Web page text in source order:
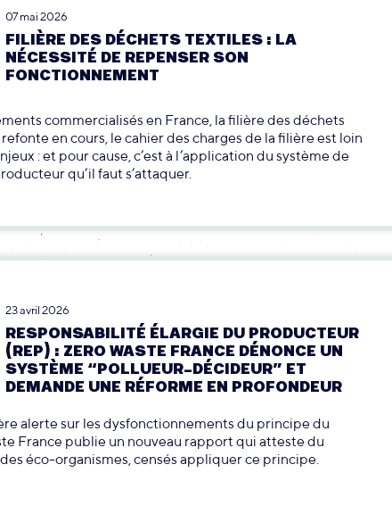
07 mai 2026
FILIÈRE DES DÉCHETS TEXTILES : LA
NÉCESSITÉ DE REPENSER SON
FONCTIONNEMENT
commercialisés en France, la filière des déchets
en cours, le cahier des charges de la filière est loin
: et pour cause, c’est à l’application du système de
qu’il faut s’attaquer.
23 avril 2026
RESPONSABILITÉ ÉLARGIE DU PRODUCTEUR
(REP) : ZERO WASTE FRANCE DÉNONCE UN
SYSTÈME “POLLUEUR-DÉCIDEUR” ET
DEMANDE UNE RÉFORME EN PROFONDEUR
alerte sur les dysfonctionnements du principe du
France publie un nouveau rapport qui atteste du
éco-organismes, censés appliquer ce principe.